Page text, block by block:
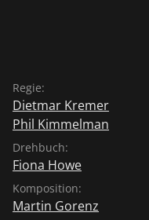
Regie:
Dietmar Kremer
Phil Kimmelman
Drehbuch:
Fiona Howe
Komposition:
Martin Gorenz